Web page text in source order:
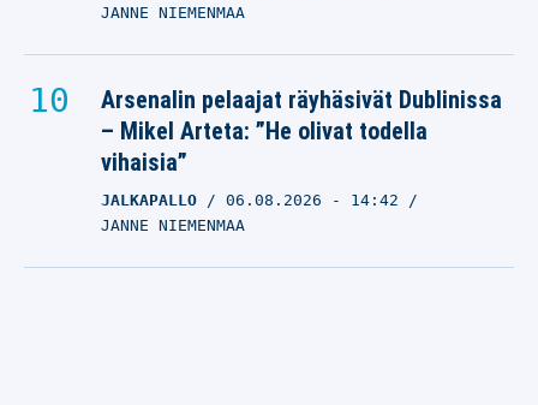
JANNE NIEMENMAA
Arsenalin pelaajat räyhäsivät Dublinissa
– Mikel Arteta: ”He olivat todella
vihaisia”
JALKAPALLO 06.08.2026 - 14:42
JANNE NIEMENMAA